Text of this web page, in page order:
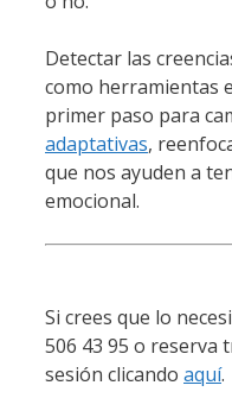
Detectar las
como herramientas
primer paso para
adaptativas,
que nos ayuden a
emocional.
Si crees que lo
506 43 95 o reserva
sesión clicando aquí.